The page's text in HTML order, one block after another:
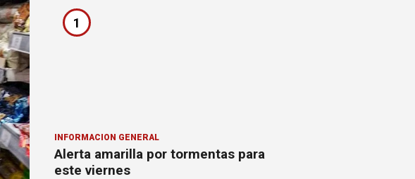
1
INFORMACION GENERAL
Alerta amarilla por tormentas para
este viernes